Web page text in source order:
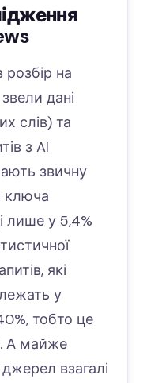
на
дані
слів) та
з AI
звичну
ключа
лише у 5,4%
які
у
тобто це
А майже
взагалі